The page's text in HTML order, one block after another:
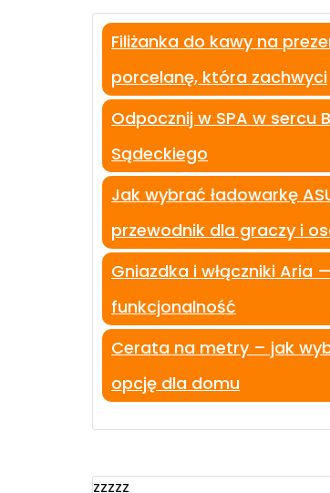
Filiżanka do kawy na
porcelanę, która zachwyci
Odpocznij w SPA w sercu
Sądeckiego
Jak wybrać ładowarkę
przewodnik dla graczy i
Gniazdka i włączniki Aria
funkcjonalność
Cerata na metry – jak
opcję dla domu
zzzzz